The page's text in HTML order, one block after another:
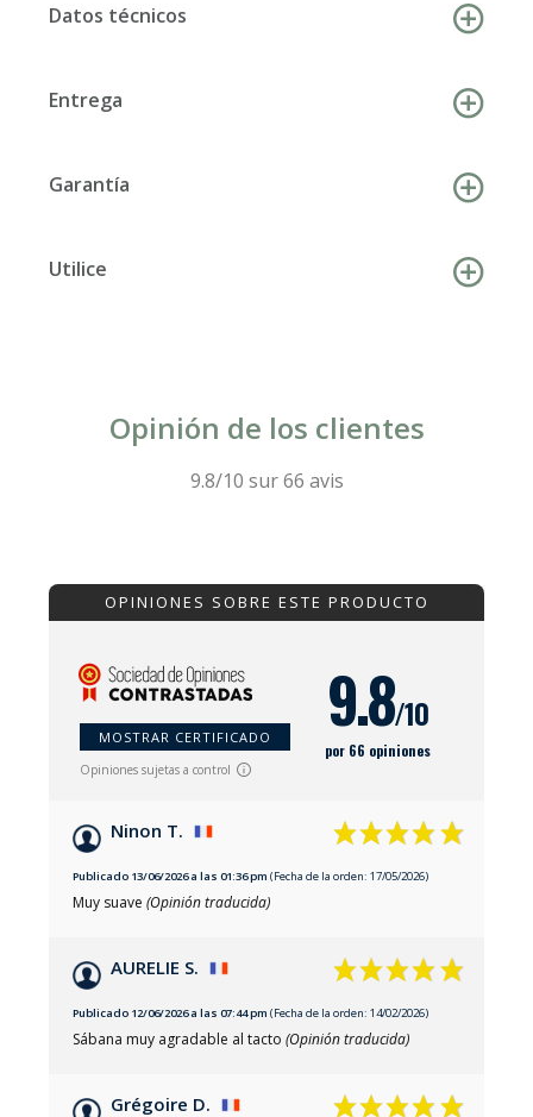
Datos técnicos
Entrega
Garantía
Utilice
Opinión de los clientes
9.8/10 sur 66 avis
OPINIONES SOBRE ESTE PRODUCTO
MOSTRAR CERTIFICADO
Opiniones sujetas a control
9.8/10
por 66 opiniones
Ninon T.
Publicado 13/06/2026 a las 01:36 pm (Fecha de la orden: 17/05/2026)
Muy suave (Opinión traducida)
AURELIE S.
Publicado 12/06/2026 a las 07:44 pm (Fecha de la orden: 14/02/2026)
Sábana muy agradable al tacto (Opinión traducida)
Grégoire D.